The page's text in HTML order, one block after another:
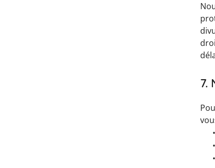
7.
•
•
•